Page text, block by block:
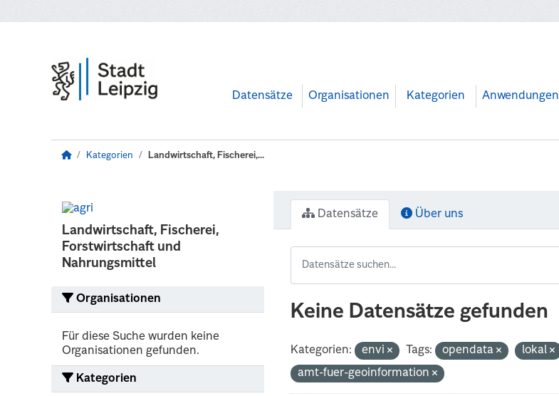
Datensätze Organisationen Kategorien Anwendungen
Kategorien Landwirtschaft, Fischerei,...
Landwirtschaft, Fischerei,
Forstwirtschaft und
Nahrungsmittel
Organisationen
Für diese Suche wurden keine
Organisationen gefunden.
Kategorien
Datensätze Über uns
Keine Datensätze gefunden
Kategorien: envi Tags: opendata lokal
amt-fuer-geoinformation